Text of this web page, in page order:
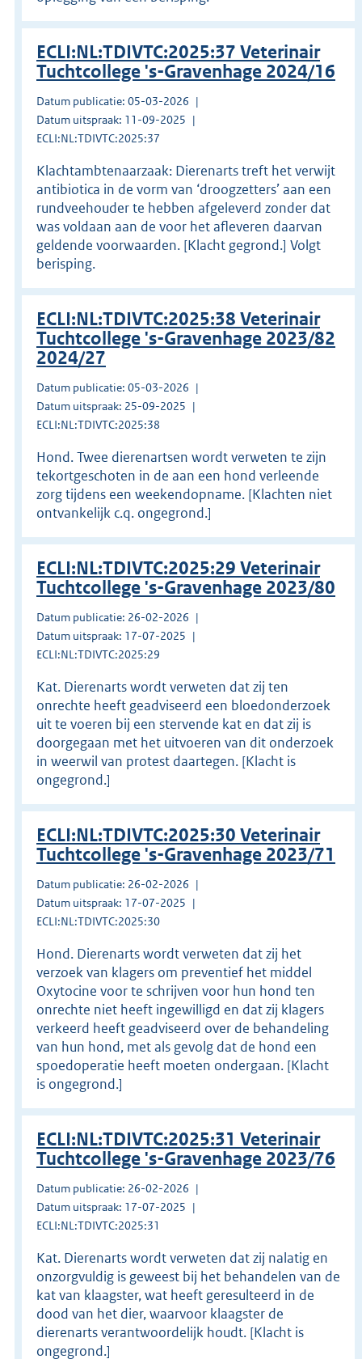
ECLI:NL:TDIVTC:2025:37 Veterinair
Tuchtcollege 's-Gravenhage 2024/16
Datum publicatie: 05-03-2026
Datum uitspraak: 11-09-2025
ECLI:NL:TDIVTC:2025:37
Klachtambtenaarzaak: Dierenarts treft het verwijt
antibiotica in de vorm van ‘droogzetters’ aan een
rundveehouder te hebben afgeleverd zonder dat
was voldaan aan de voor het afleveren daarvan
geldende voorwaarden. [Klacht gegrond.] Volgt
berisping.
ECLI:NL:TDIVTC:2025:38 Veterinair
Tuchtcollege 's-Gravenhage 2023/82
2024/27
Datum publicatie: 05-03-2026
Datum uitspraak: 25-09-2025
ECLI:NL:TDIVTC:2025:38
Hond. Twee dierenartsen wordt verweten te zijn
tekortgeschoten in de aan een hond verleende
zorg tijdens een weekendopname. [Klachten niet
ontvankelijk c.q. ongegrond.]
ECLI:NL:TDIVTC:2025:29 Veterinair
Tuchtcollege 's-Gravenhage 2023/80
Datum publicatie: 26-02-2026
Datum uitspraak: 17-07-2025
ECLI:NL:TDIVTC:2025:29
Kat. Dierenarts wordt verweten dat zij ten
onrechte heeft geadviseerd een bloedonderzoek
uit te voeren bij een stervende kat en dat zij is
doorgegaan met het uitvoeren van dit onderzoek
in weerwil van protest daartegen. [Klacht is
ongegrond.]
ECLI:NL:TDIVTC:2025:30 Veterinair
Tuchtcollege 's-Gravenhage 2023/71
Datum publicatie: 26-02-2026
Datum uitspraak: 17-07-2025
ECLI:NL:TDIVTC:2025:30
Hond. Dierenarts wordt verweten dat zij het
verzoek van klagers om preventief het middel
Oxytocine voor te schrijven voor hun hond ten
onrechte niet heeft ingewilligd en dat zij klagers
verkeerd heeft geadviseerd over de behandeling
van hun hond, met als gevolg dat de hond een
spoedoperatie heeft moeten ondergaan. [Klacht
is ongegrond.]
ECLI:NL:TDIVTC:2025:31 Veterinair
Tuchtcollege 's-Gravenhage 2023/76
Datum publicatie: 26-02-2026
Datum uitspraak: 17-07-2025
ECLI:NL:TDIVTC:2025:31
Kat. Dierenarts wordt verweten dat zij nalatig en
onzorgvuldig is geweest bij het behandelen van de
kat van klaagster, wat heeft geresulteerd in de
dood van het dier, waarvoor klaagster de
dierenarts verantwoordelijk houdt. [Klacht is
ongegrond.]